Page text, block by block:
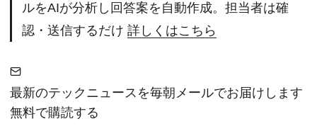
ルをAIが分析し回答案を自動作成。担当者は確
認・送信するだけ 詳しくはこちら
最新のテックニュースを毎朝メールでお届けします
無料で購読する